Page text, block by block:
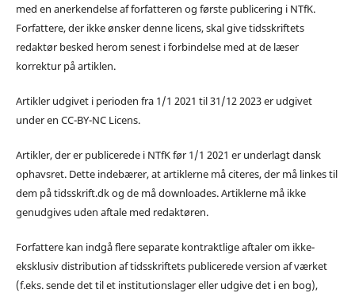
med en anerkendelse af forfatteren og første publicering i NTfK.
Forfattere, der ikke ønsker denne licens, skal give tidsskriftets
redaktør besked herom senest i forbindelse med at de læser
korrektur på artiklen.
Artikler udgivet i perioden fra 1/1 2021 til 31/12 2023 er udgivet
under en CC-BY-NC Licens.
Artikler, der er publicerede i NTfK før 1/1 2021 er underlagt dansk
ophavsret. Dette indebærer, at artiklerne må citeres, der må linkes til
dem på tidsskrift.dk og de må downloades. Artiklerne må ikke
genudgives uden aftale med redaktøren.
Forfattere kan indgå flere separate kontraktlige aftaler om ikke-
eksklusiv distribution af tidsskriftets publicerede version af værket
(f.eks. sende det til et institutionslager eller udgive det i en bog),